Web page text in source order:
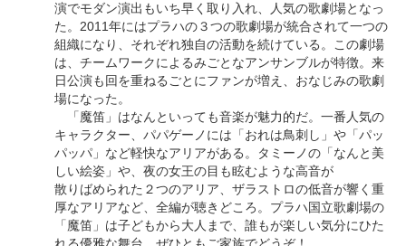
演でモダン演出もいち早く取り入れ、人気の歌劇場となっ
た。2011年にはプラハの３つの歌劇場が統合されて一つの
組織になり、それぞれ独自の活動を続けている。この劇場
は、チームワークによるみごとなアンサンブルが特徴。来
日公演も回を重ねるごとにファンが増え、おなじみの歌劇
場になった。
「魔笛」はなんといっても音楽が魅力的だ。一番人気の
キャラクター、パパゲーノには「おれは鳥刺し」や「パッ
パッパ」など軽快なアリアがある。タミーノの「なんと美
しい絵姿」や、夜の女王の目も眩むような高音が
散りばめられた２つのアリア、ザラストロの低音が響く重
厚なアリアなど、全編が聴きどころ。プラハ国立歌劇場の
「魔笛」は子どもから大人まで、誰もが楽しい気分にひた